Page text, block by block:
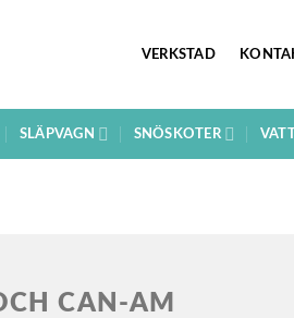
VERKSTAD
SLÄPVAGN SNÖSKOTER
CAN-AM